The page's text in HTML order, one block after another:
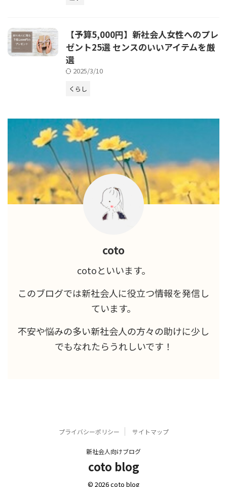
【予算5,000円】新社会人女性へのプレ
ゼント25選 センスのいいアイテムを厳
選
2025/3/10
くらし
coto
cotoといいます。
このブログでは新社会人に役立つ情報を発信し
ています。
不安や悩みの多い新社会人の方々の助けに少し
でもなれたらうれしいです！
プライバシーポリシー サイトマップ
新社会人向けブログ
coto blog
© 2026 coto blog